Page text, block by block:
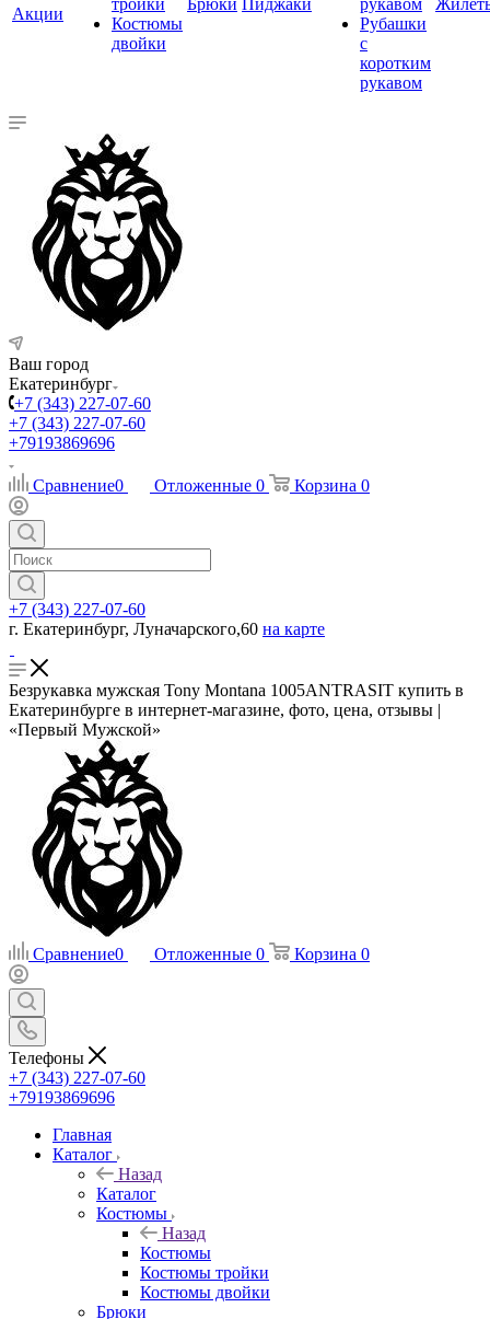
Акции
тройки
Костюмы
двойки
Брюки Пиджаки
рукавом
Рубашки
с
коротким
рукавом
Ваш город
Екатеринбург
+7 (343) 227-07-60
+7 (343) 227-07-60
+79193869696
Сравнение0 Отложенные 0 Корзина 0
+7 (343) 227-07-60
г. Екатеринбург, Луначарского,60 на карте
Безрукавка мужская Tony Montana 1005ANTRASIT купить в
Екатеринбурге в интернет-магазине, фото, цена, отзывы |
«Первый Мужской»
Сравнение0 Отложенные 0 Корзина 0
Телефоны
+7 (343) 227-07-60
+79193869696
Главная
Каталог
Назад
Каталог
Костюмы
Назад
Костюмы
Костюмы тройки
Костюмы двойки
Брюки